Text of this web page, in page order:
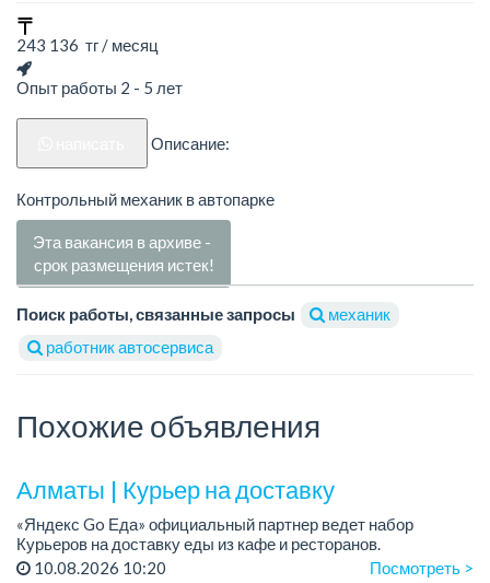
243 136 тг / месяц
Опыт работы 2 - 5 лет
Описание:
Контрольный механик в автопарке
Эта вакансия в архиве -
срок размещения истек!
Поиск работы, связанные запросы
механик
работник автосервиса
Похожие объявления
Алматы | Курьер на доставку
«Яндекс Go Еда» официальный партнер ведет набор
Курьеров на доставку еды из кафе и ресторанов.
10.08.2026 10:20 Посмотреть >